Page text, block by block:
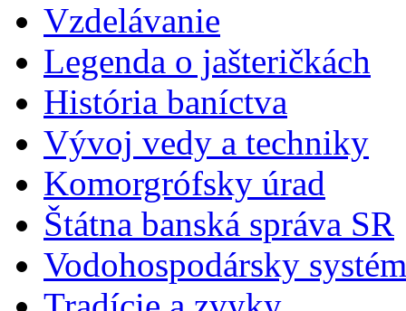
Vzdelávanie
Legenda o jašteričkách
História baníctva
Vývoj vedy a techniky
Komorgrófsky úrad
Štátna banská správa SR
Vodohospodársky systém